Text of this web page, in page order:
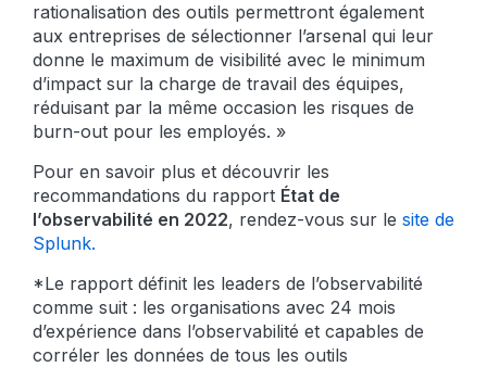
rationalisation des outils permettront également
aux entreprises de sélectionner l’arsenal qui leur
donne le maximum de visibilité avec le minimum
d’impact sur la charge de travail des équipes,
réduisant par la même occasion les risques de
burn-out pour les employés. »
Pour en savoir plus et découvrir les
recommandations du rapport État de
l’observabilité en 2022, rendez-vous sur le site de
Splunk.
*Le rapport définit les leaders de l’observabilité
comme suit : les organisations avec 24 mois
d’expérience dans l’observabilité et capables de
corréler les données de tous les outils